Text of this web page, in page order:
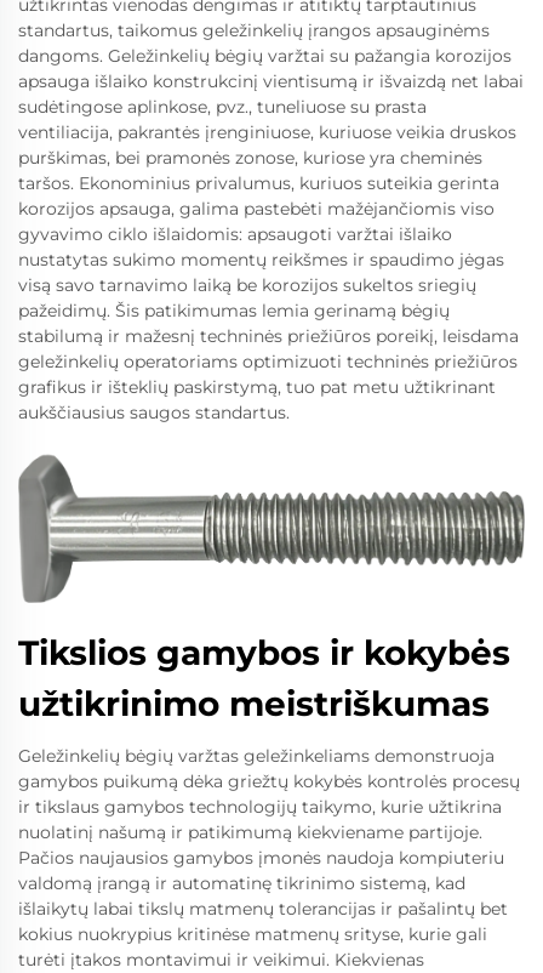
užtikrintas vienodas dengimas ir atitiktų tarptautinius
standartus, taikomus geležinkelių įrangos apsauginėms
dangoms. Geležinkelių bėgių varžtai su pažangia korozijos
apsauga išlaiko konstrukcinį vientisumą ir išvaizdą net labai
sudėtingose aplinkose, pvz., tuneliuose su prasta
ventiliacija, pakrantės įrenginiuose, kuriuose veikia druskos
purškimas, bei pramonės zonose, kuriose yra cheminės
taršos. Ekonominius privalumus, kuriuos suteikia gerinta
korozijos apsauga, galima pastebėti mažėjančiomis viso
gyvavimo ciklo išlaidomis: apsaugoti varžtai išlaiko
nustatytas sukimo momentų reikšmes ir spaudimo jėgas
visą savo tarnavimo laiką be korozijos sukeltos sriegių
pažeidimų. Šis patikimumas lemia gerinamą bėgių
stabilumą ir mažesnį techninės priežiūros poreikį, leisdama
geležinkelių operatoriams optimizuoti techninės priežiūros
grafikus ir išteklių paskirstymą, tuo pat metu užtikrinant
aukščiausius saugos standartus.
Tikslios gamybos ir kokybės
užtikrinimo meistriškumas
Geležinkelių bėgių varžtas geležinkeliams demonstruoja
gamybos puikumą dėka griežtų kokybės kontrolės procesų
ir tikslaus gamybos technologijų taikymo, kurie užtikrina
nuolatinį našumą ir patikimumą kiekviename partijoje.
Pačios naujausios gamybos įmonės naudoja kompiuteriu
valdomą įrangą ir automatinę tikrinimo sistemą, kad
išlaikytų labai tikslų matmenų tolerancijas ir pašalintų bet
kokius nuokrypius kritinėse matmenų srityse, kurie gali
turėti įtakos montavimui ir veikimui. Kiekvienas